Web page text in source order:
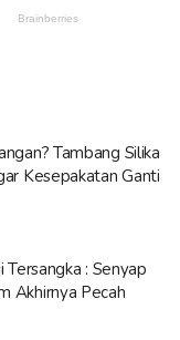
Tambang Silika
Kesepakatan Ganti
Tersangka : Senyap
Akhirnya Pecah